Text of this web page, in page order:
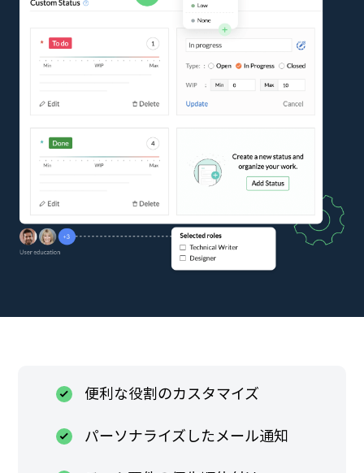
便利な役割のカスタマイズ
パーソナライズしたメール通知